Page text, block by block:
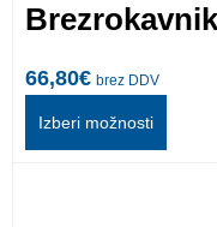
66,80€ brez DDV
Izberi možnosti